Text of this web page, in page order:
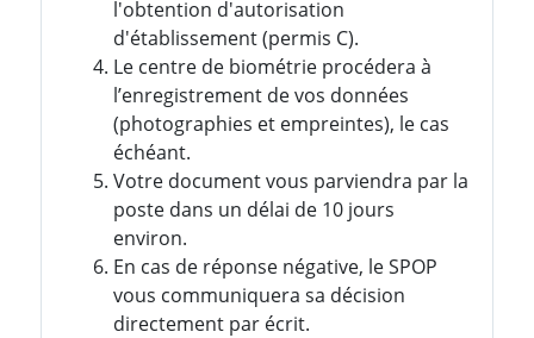
l'obtention d'autorisation
d'établissement (permis C).
Le centre de biométrie procédera à
l’enregistrement de vos données
(photographies et empreintes), le cas
échéant.
Votre document vous parviendra par la
poste dans un délai de 10 jours
environ.
En cas de réponse négative, le SPOP
vous communiquera sa décision
directement par écrit.